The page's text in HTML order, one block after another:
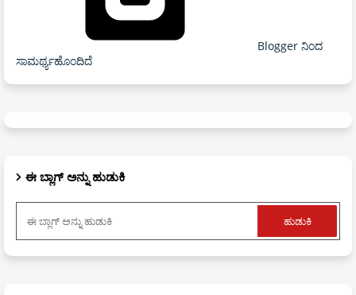
Blogger ನಿಂದ
ಸಾಮರ್ಥ್ಯಹೊಂದಿದೆ
ಈ ಬ್ಲಾಗ್ ಅನ್ನು ಹುಡುಕಿ